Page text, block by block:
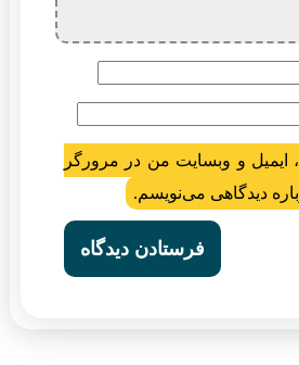
ایمیل و وبسایت من در مرورگر
دیدگاهی می‌نویسم.